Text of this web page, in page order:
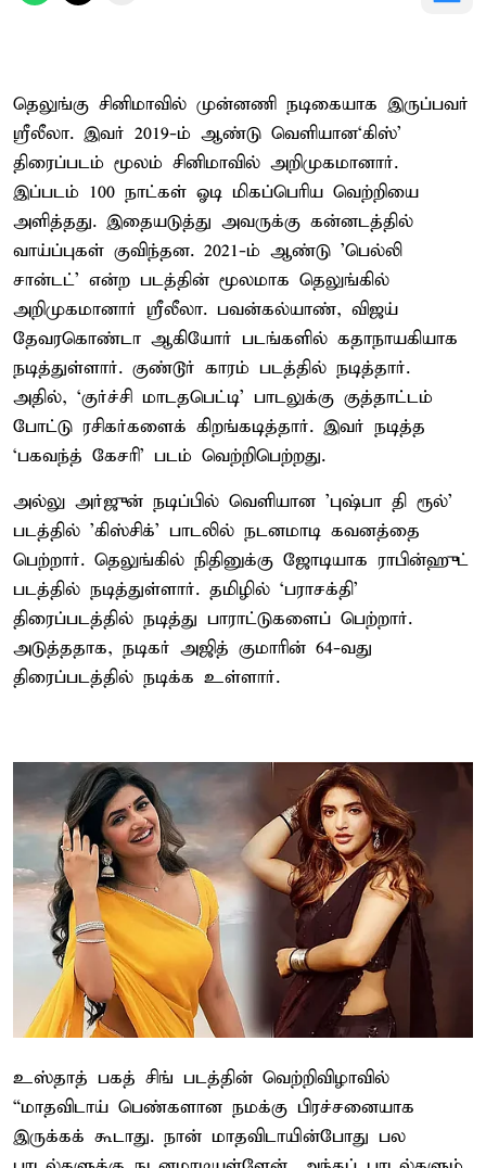
தெலுங்கு சினிமாவில் முன்னணி நடிகையாக இருப்பவர்
ஸ்ரீலீலா. இவர் 2019-ம் ஆண்டு வெளியான‘கிஸ்’
திரைப்படம் மூலம் சினிமாவில் அறிமுகமானார்.
இப்படம் 100 நாட்கள் ஓடி மிகப்பெரிய வெற்றியை
அளித்தது. இதையடுத்து அவருக்கு கன்னடத்தில்
வாய்ப்புகள் குவிந்தன. 2021-ம் ஆண்டு 'பெல்லி
சான்டட்' என்ற படத்தின் மூலமாக தெலுங்கில்
அறிமுகமானார் ஸ்ரீலீலா. பவன்கல்யாண், விஜய்
தேவரகொண்டா ஆகியோர் படங்களில் கதாநாயகியாக
நடித்துள்ளார். குண்டூர் காரம் படத்தில் நடித்தார்.
அதில், ‘குர்ச்சி மாடதபெட்டி’ பாடலுக்கு குத்தாட்டம்
போட்டு ரசிகர்களைக் கிறங்கடித்தார். இவர் நடித்த
‘பகவந்த் கேசரி’ படம் வெற்றிபெற்றது.
அல்லு அர்ஜுன் நடிப்பில் வெளியான 'புஷ்பா தி ரூல்'
படத்தில் 'கிஸ்சிக்' பாடலில் நடனமாடி கவனத்தை
பெற்றார். தெலுங்கில் நிதினுக்கு ஜோடியாக ராபின்ஹுட்
படத்தில் நடித்துள்ளார். தமிழில் ‘பராசக்தி’
திரைப்படத்தில் நடித்து பாராட்டுகளைப் பெற்றார்.
அடுத்ததாக, நடிகர் அஜித் குமாரின் 64-வது
திரைப்படத்தில் நடிக்க உள்ளார்.
உஸ்தாத் பகத் சிங் படத்தின் வெற்றிவிழாவில்
“மாதவிடாய் பெண்களான நமக்கு பிரச்சனையாக
இருக்கக் கூடாது. நான் மாதவிடாயின்போது பல